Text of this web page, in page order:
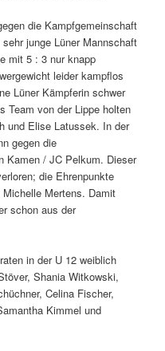
die Kampfgemeinschaft
junge Lüner Mannschaft
mit 5 : 3 nur knapp
leider kampflos
Lüner Kämpferin schwer
Team von der Lippe holten
und Elise Latussek. In der
gegen die
Kamen / JC Pelkum. Dieser
die Ehrenpunkte
Mertens. Damit
schon aus der
in der U 12 weiblich
Shania Witkowski,
Celina Fischer,
Kimmel und